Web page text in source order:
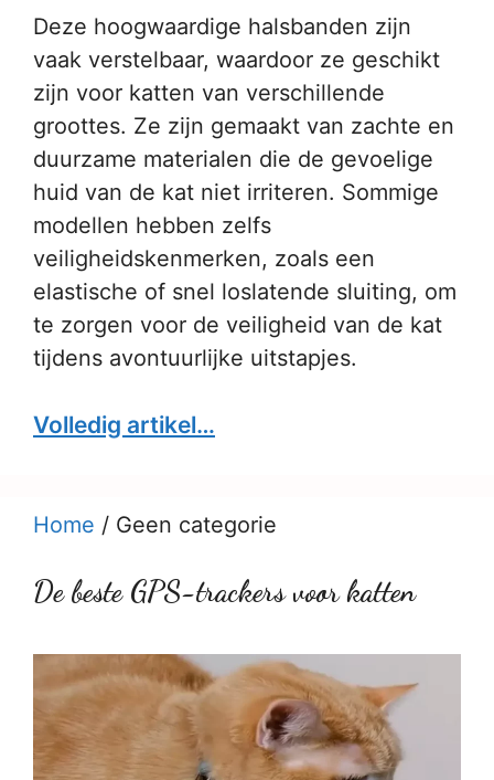
Deze hoogwaardige halsbanden zijn
vaak verstelbaar, waardoor ze geschikt
zijn voor katten van verschillende
groottes. Ze zijn gemaakt van zachte en
duurzame materialen die de gevoelige
huid van de kat niet irriteren. Sommige
modellen hebben zelfs
veiligheidskenmerken, zoals een
elastische of snel loslatende sluiting, om
te zorgen voor de veiligheid van de kat
tijdens avontuurlijke uitstapjes.
Volledig artikel…
Home / Geen categorie
De beste GPS-trackers voor katten